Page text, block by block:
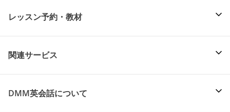
レッスン予約・教材
関連サービス
DMM英会話について